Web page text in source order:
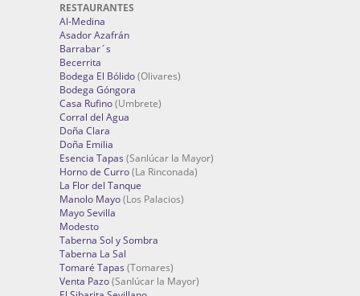
RESTAURANTES
Al-Medina
Asador Azafrán
Barrabar´s
Becerrita
Bodega El Bólido(Olivares)
Bodega Góngora
Casa Rufino(Umbrete)
Corral del Agua
Doña Clara
Doña Emilia
Esencia Tapas (Sanlúcar la Mayor)
Horno de Curro(La Rinconada)
La Flor del Tanque
Manolo Mayo(Los Palacios)
Mayo Sevilla
Modesto
Taberna Sol y Sombra
Taberna La Sal
Tomaré Tapas (Tomares)
Venta Pazo(Sanlúcar la Mayor)